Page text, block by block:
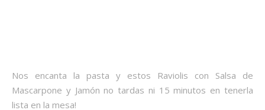
Nos encanta la pasta y estos Raviolis con Salsa de
Mascarpone y Jamón no tardas ni 15 minutos en tenerla
lista en la mesa!